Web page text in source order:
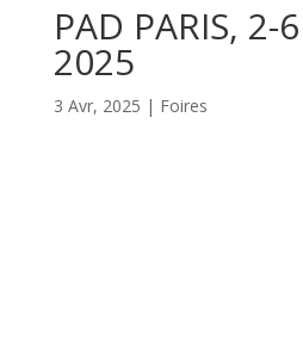
PAD PARIS, 2-
2025
3 Avr, 2025 | Foires